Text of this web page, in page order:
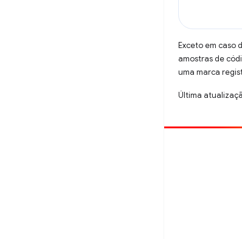
Exceto em caso
amostras de
uma marca
Última